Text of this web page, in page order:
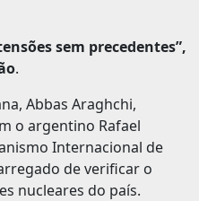
sem precedentes”,
.
Abbas Araghchi,
o argentino Rafael
Internacional de
de verificar o
nucleares do país.